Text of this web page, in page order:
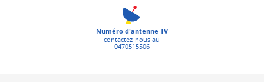
Numéro d'antenne TV
contactez-nous au
0470515506